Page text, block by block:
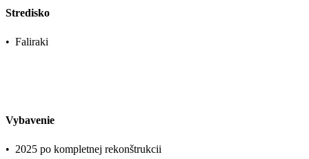
Stredisko
• Faliraki
Vybavenie
• 2025 po kompletnej rekonštrukcii